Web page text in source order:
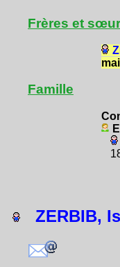
Frères et
Famille
ZERBIB,